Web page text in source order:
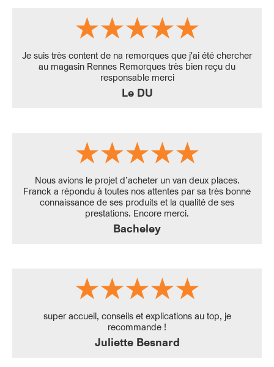
Je suis très content de na remorques que j'ai été chercher
au magasin Rennes Remorques très bien reçu du
responsable merci
Le DU
Nous avions le projet d’acheter un van deux places.
Franck a répondu à toutes nos attentes par sa très bonne
connaissance de ses produits et la qualité de ses
prestations. Encore merci.
Bacheley
super accueil, conseils et explications au top, je
recommande !
Juliette Besnard